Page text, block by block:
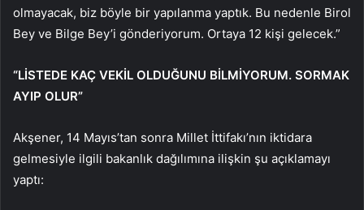
olmayacak, biz böyle bir yapılanma yaptık. Bu nedenle Birol
Bey ve Bilge Bey’i gönderiyorum. Ortaya 12 kişi gelecek.”
“LİSTEDE KAÇ VEKİL OLDUĞUNU BİLMİYORUM. SORMAK
AYIP OLUR”
Akşener, 14 Mayıs’tan sonra Millet İttifakı’nın iktidara
gelmesiyle ilgili bakanlık dağılımına ilişkin şu açıklamayı
yaptı: